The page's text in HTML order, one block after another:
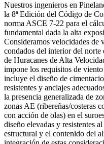
Nuestros ingenieros en
la 8ª Edición del Código de
norma ASCE 7-22 para el
fundamental dada la alta
Consideramos velocidades de
condados del interior del
de Huracanes de Alta
impone los requisitos de
incluye el diseño de
resistentes y anclajes
la presencia generalizada de
zonas AE (ribereñas/costeras
con acción de olas) en el
diseño elevadas y resistentes
estructural y el contenido del